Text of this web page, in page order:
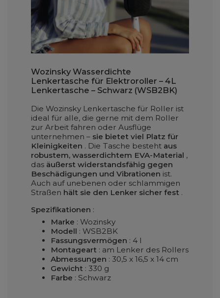
Wozinsky Wasserdichte
Lenkertasche für Elektroroller – 4L
Lenkertasche – Schwarz (WSB2BK)
Die Wozinsky Lenkertasche für Roller ist
ideal für alle, die gerne mit dem Roller
zur Arbeit fahren oder Ausflüge
unternehmen – sie bietet viel Platz für
Kleinigkeiten . Die Tasche besteht aus
robustem, wasserdichtem EVA-Material ,
das äußerst widerstandsfähig gegen
Beschädigungen und Vibrationen ist.
Auch auf unebenen oder schlammigen
Straßen hält sie den Lenker sicher fest .
Spezifikationen :
Marke : Wozinsky
Modell : WSB2BK
Fassungsvermögen : 4 l
Montageart : am Lenker des Rollers
Abmessungen : 30,5 x 16,5 x 14 cm
Gewicht : 330 g
Farbe : Schwarz